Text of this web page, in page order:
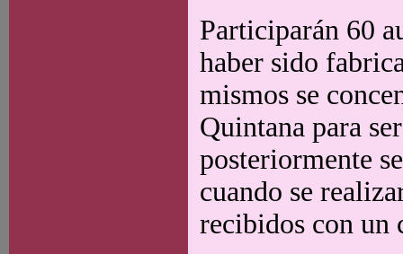
Participarán 60
haber sido
mismos se
Quintana para
posteriormente
cuando se
recibidos con un